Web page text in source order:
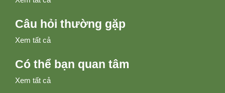
Câu hỏi thường gặp
Xem tất cả
Có thể bạn quan tâm
Xem tất cả